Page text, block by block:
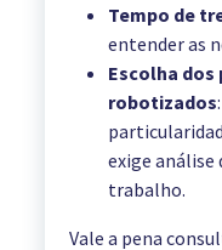
Tempo de
entender as
Escolha dos
robotizados
exige análise
trabalho.
Vale a pena